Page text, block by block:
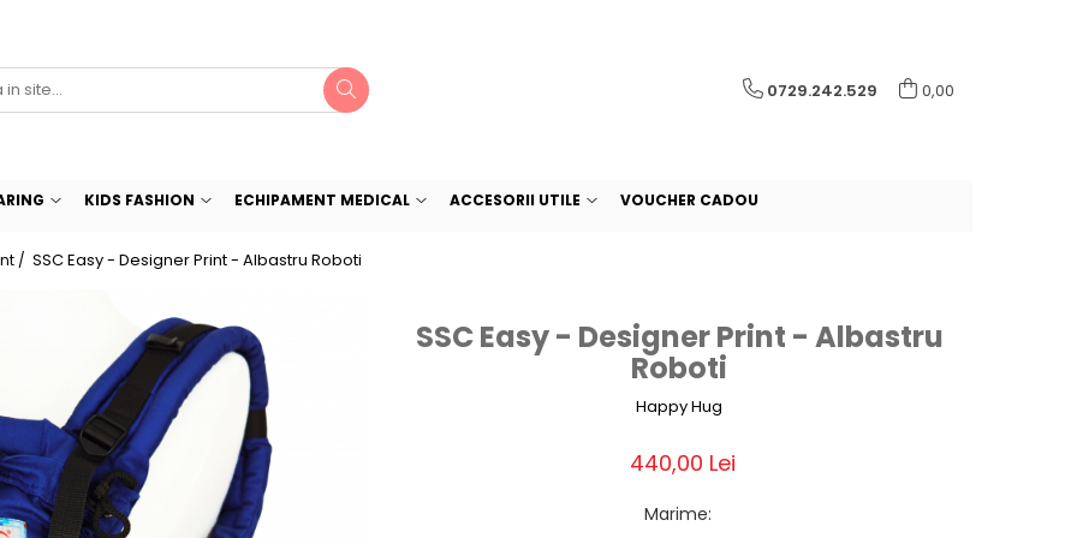
0729.242.529 0,00
KIDS FASHION ECHIPAMENT MEDICAL ACCESORII UTILE VOUCHER CADOU
/ SSC Easy - Designer Print - Albastru Roboti
SSC Easy - Designer Print - Albastru
Roboti
Happy Hug
440,00 Lei
Marime: